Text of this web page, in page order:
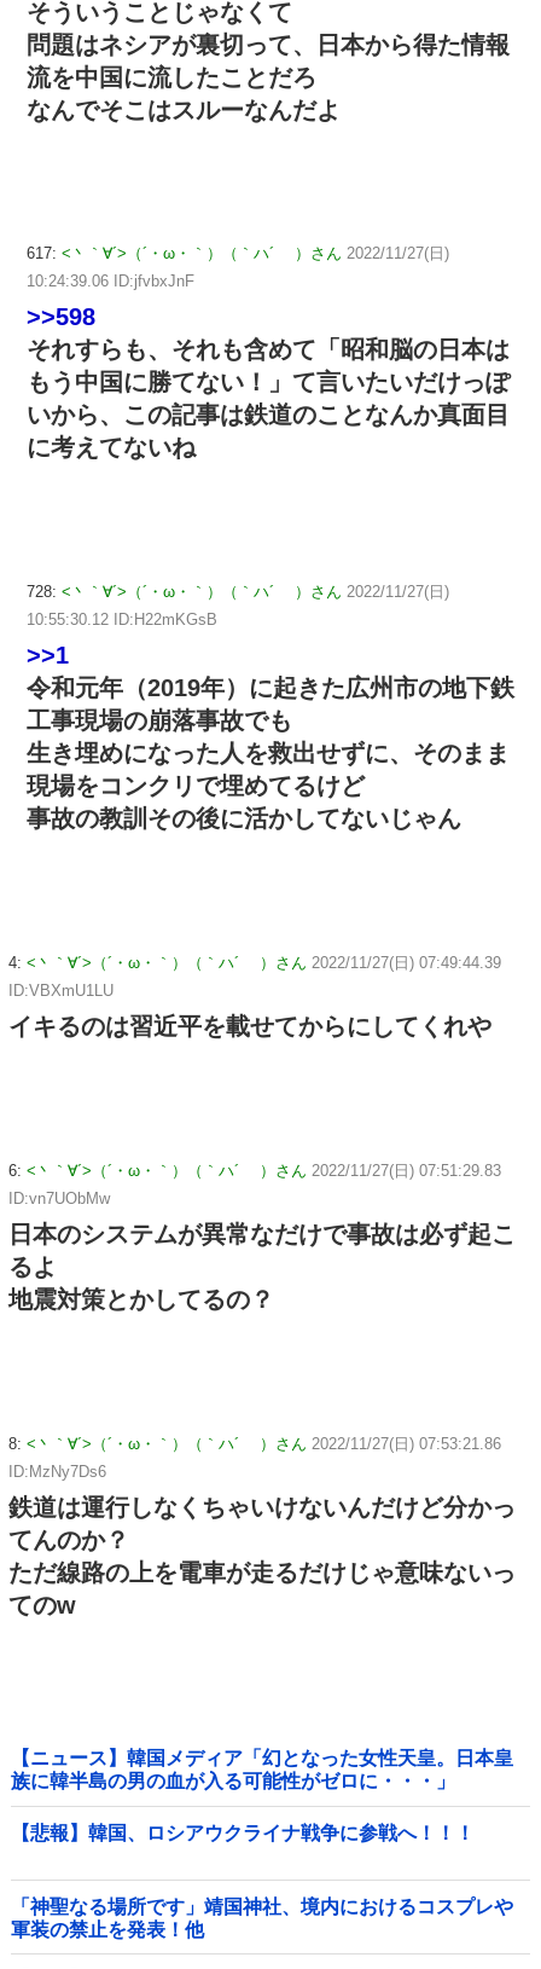
そういうことじゃなくて
問題はネシアが裏切って、日本から得た情報
流を中国に流したことだろ
なんでそこはスルーなんだよ
617: <丶｀∀´>（´・ω・｀）（｀ハ´ ）さん 2022/11/27(日)
10:24:39.06 ID:jfvbxJnF
>>598
それすらも、それも含めて「昭和脳の日本は
もう中国に勝てない！」て言いたいだけっぽ
いから、この記事は鉄道のことなんか真面目
に考えてないね
728: <丶｀∀´>（´・ω・｀）（｀ハ´ ）さん 2022/11/27(日)
10:55:30.12 ID:H22mKGsB
>>1
令和元年（2019年）に起きた広州市の地下鉄
工事現場の崩落事故でも
生き埋めになった人を救出せずに、そのまま
現場をコンクリで埋めてるけど
事故の教訓その後に活かしてないじゃん
4: <丶｀∀´>（´・ω・｀）（｀ハ´ ）さん 2022/11/27(日) 07:49:44.39
ID:VBXmU1LU
イキるのは習近平を載せてからにしてくれや
6: <丶｀∀´>（´・ω・｀）（｀ハ´ ）さん 2022/11/27(日) 07:51:29.83
ID:vn7UObMw
日本のシステムが異常なだけで事故は必ず起こ
るよ
地震対策とかしてるの？
8: <丶｀∀´>（´・ω・｀）（｀ハ´ ）さん 2022/11/27(日) 07:53:21.86
ID:MzNy7Ds6
鉄道は運行しなくちゃいけないんだけど分かっ
てんのか？
ただ線路の上を電車が走るだけじゃ意味ないっ
てのw
【ニュース】韓国メディア「幻となった女性天皇。日本皇
族に韓半島の男の血が入る可能性がゼロに・・・」
【悲報】韓国、ロシアウクライナ戦争に参戦へ！！！
「神聖なる場所です」靖国神社、境内におけるコスプレや
軍装の禁止を発表！他